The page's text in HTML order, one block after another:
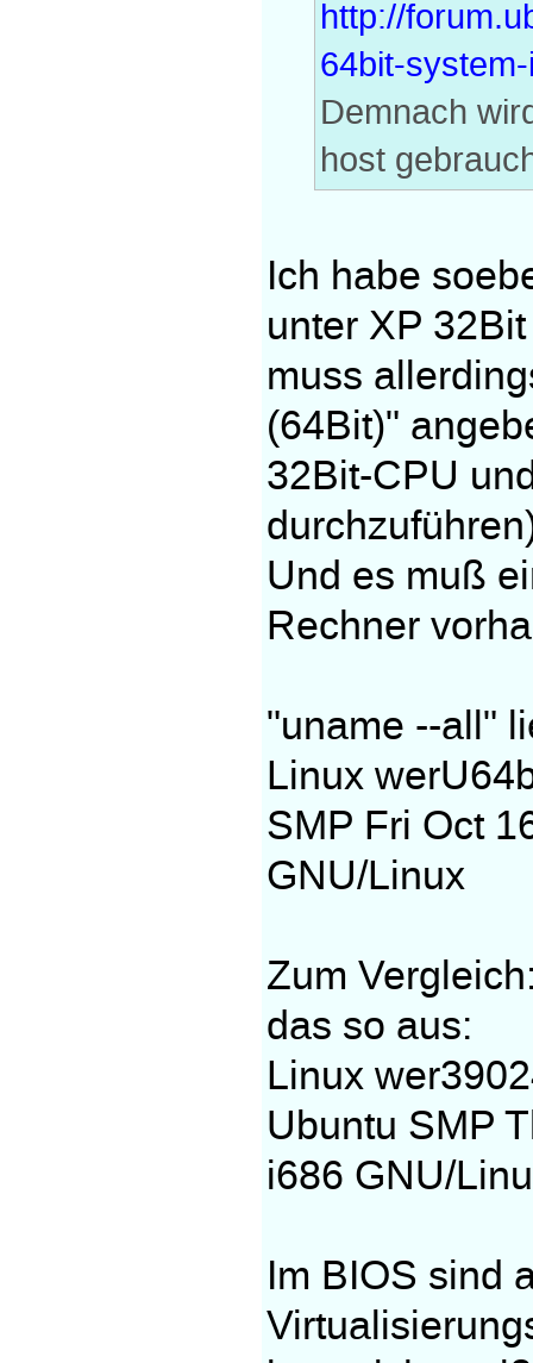
http://
64bit-
Demnach
host
Ich habe
unter XP
muss
(64Bit)"
32Bit-CPU
Und es muß
Rechner
"uname --all"
Linux
SMP Fri Oct
GNU/Linux
Zum
das so aus:
Linux
Ubuntu SMP
i686 GNU/
Im BIOS sind